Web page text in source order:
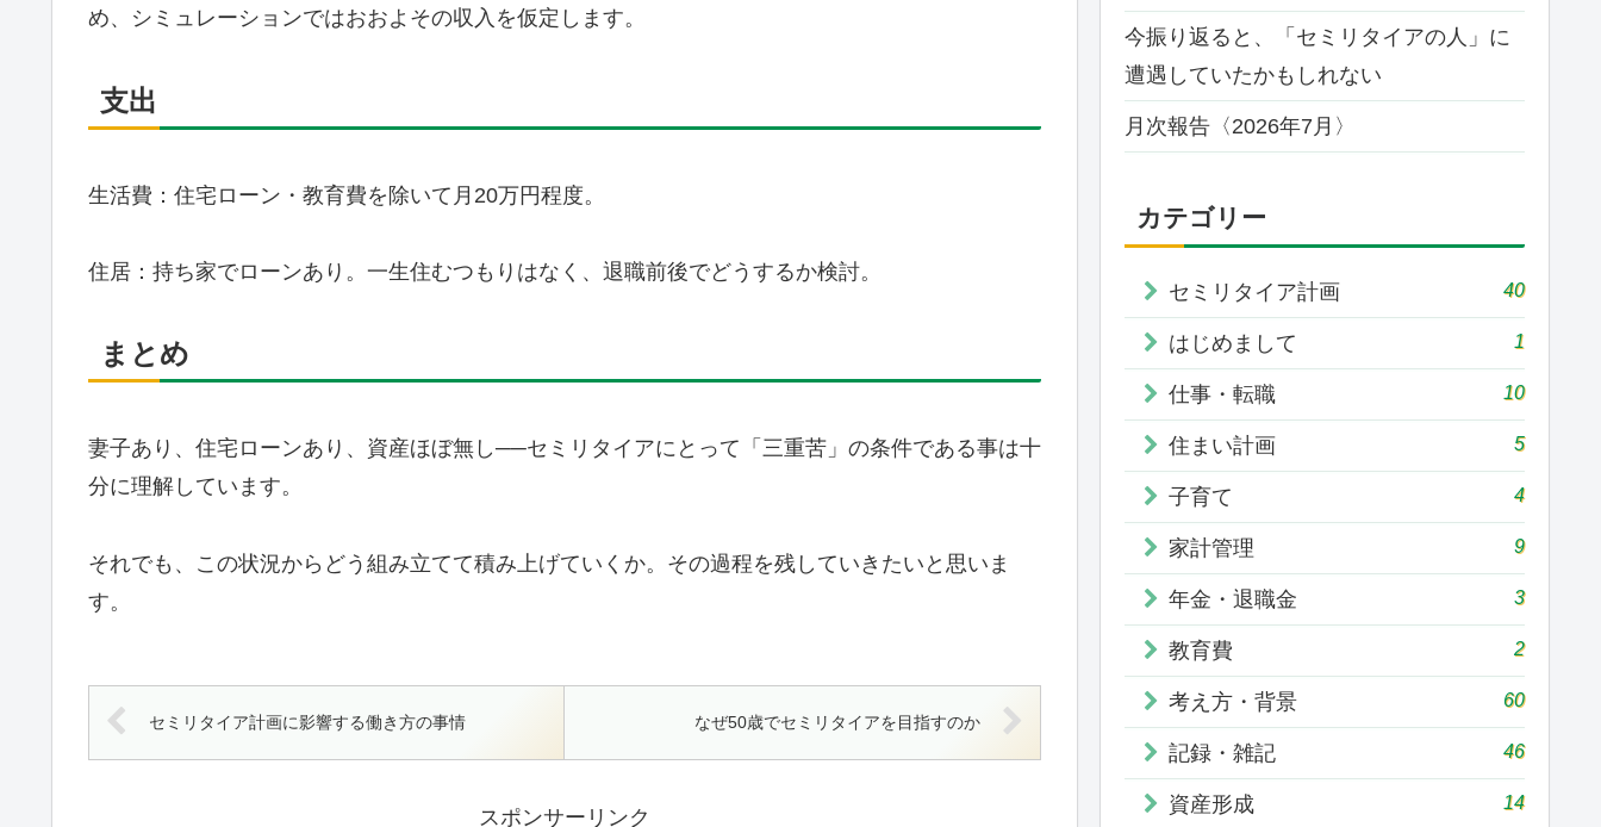
め、シミュレーションではおおよその収入を仮定します。
支出
生活費：住宅ローン・教育費を除いて月20万円程度。
住居：持ち家でローンあり。一生住むつもりはなく、退職前後でどうするか検討。
まとめ
妻子あり、住宅ローンあり、資産ほぼ無し──セミリタイアにとって「三重苦」の条件である事は十
分に理解しています。
それでも、この状況からどう組み立てて積み上げていくか。その過程を残していきたいと思いま
す。
なぜ50歳でセミリタイアを目指すのか
セミリタイア計画に影響する働き方の事情
スポンサーリンク
今振り返ると、「セミリタイアの人」に
遭遇していたかもしれない
月次報告〈2026年7月〉
カテゴリー
セミリタイア計画 40
はじめまして 1
仕事・転職 10
住まい計画 5
子育て 4
家計管理 9
年金・退職金 3
教育費 2
考え方・背景 60
記録・雑記 46
資産形成 14